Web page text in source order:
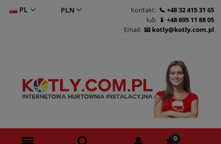
PL Kontakt:
+48 32 415 31 65
lub
+48 695 11 88 05
Email:
kotly@kotly.com.pl